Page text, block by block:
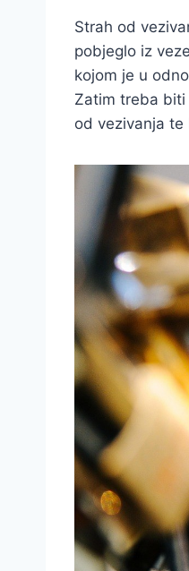
Strah od
pobjeglo iz
kojom je u
Zatim treba biti
od vezivanja te